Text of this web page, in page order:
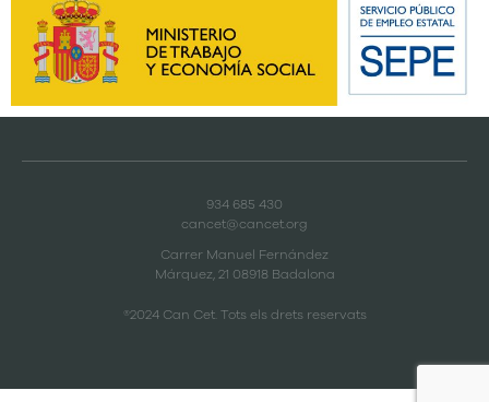
®2024 Can Cet. Tots els drets reservats
Carrer Manuel Fernández
Márquez, 21 08918 Badalona
934 685 430
cancet@cancet.org